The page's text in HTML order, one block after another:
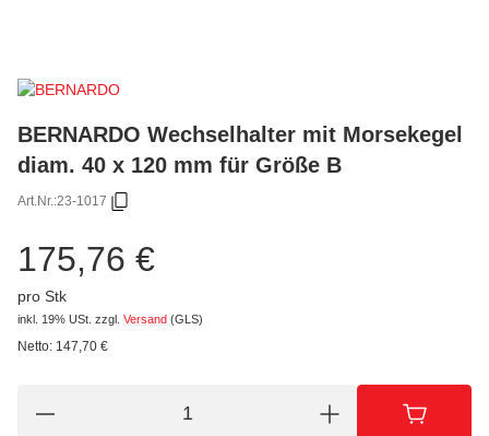
BERNARDO Wechselhalter mit Morsekegel
diam. 40 x 120 mm für Größe B
Art.Nr.:23-1017
175,76 €
pro Stk
inkl. 19% USt. zzgl. Versand (GLS)
Netto: 147,70 €